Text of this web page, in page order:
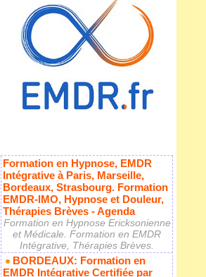
Formation en Hypnose, EMDR
Intégrative à Paris, Marseille,
Bordeaux, Strasbourg. Formation
EMDR-IMO, Hypnose et Douleur,
Thérapies Brèves - Agenda
Formation en Hypnose Ericksonienne
et Médicale. Formation en EMDR
Intégrative, Thérapies Brèves.
BORDEAUX: Formation en
EMDR Intégrative Certifiée par